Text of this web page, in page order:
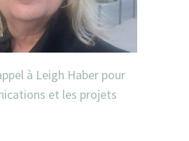
à Leigh Haber pour
et les projets